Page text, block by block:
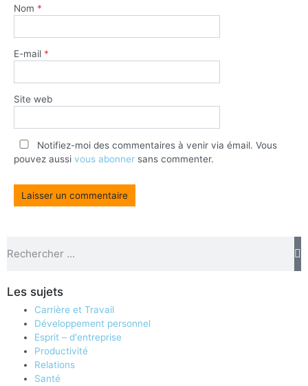
Nom *
E-mail *
Site web
Notifiez-moi des commentaires à venir via émail. Vous
pouvez aussi vous abonner sans commenter.
Les sujets
Carrière et Travail
Développement personnel
Esprit – d'entreprise
Productivité
Relations
Santé